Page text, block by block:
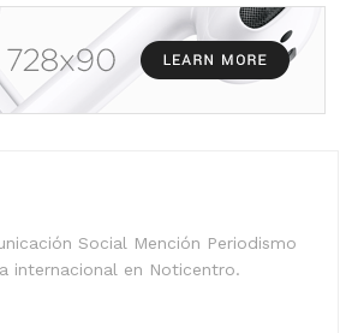
Social Mención Periodismo
internacional en Noticentro.